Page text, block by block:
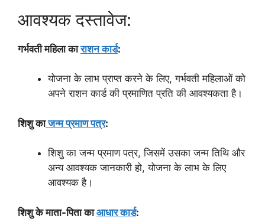
आवश्यक दस्तावेज:
गर्भवती महिला काराशन कार्ड:
योजना के लाभ प्राप्त करने के लिए, गर्भवती महिलाओं को
अपने राशन कार्ड की प्रमाणित प्रति की आवश्यकता है।
शिशु काजन्म प्रमाण पत्र:
शिशु का जन्म प्रमाण पत्र, जिसमें उसका जन्म तिथि और
अन्य आवश्यक जानकारी हो, योजना के लाभ के लिए
आवश्यक है।
शिशु के माता-पिता काआधार कार्ड: